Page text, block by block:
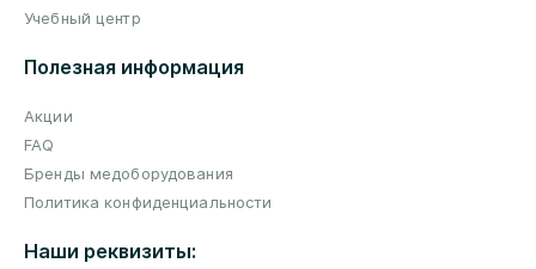
Учебный центр
Полезная информация
Акции
FAQ
Бренды медоборудования
Политика конфиденциальности
Наши реквизиты: